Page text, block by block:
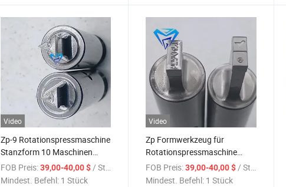
Video
Zp-9 Rotationspressmaschine
Stanzform 10 Maschinen
Rotationsstanze
FOB Preis:39,00-40,00 $/ Stück
Mindest. Befehl: 1 Stück
Video
Zp Formwerkzeug für
Rotationspressmaschine
Zp12/Zp10/Zp9/ Maschine
Rotationsunregelmäßige
FOB Preis: 39,00-40,00 $/ Stück
Mindest. Befehl: 1 Stück